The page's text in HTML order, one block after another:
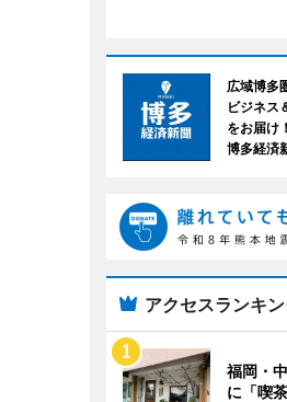
広域博多
ビジネス
をお届け！
博多経済
アクセスランキ
福岡・
に「喫